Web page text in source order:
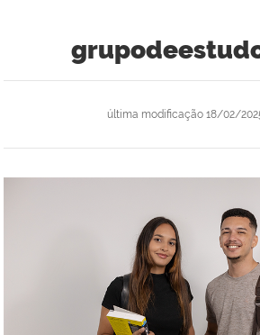
última modificação18/02/